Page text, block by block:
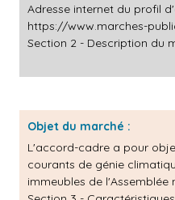
Adresse internet du profil
https://www.marches-
Section 2 - Description du
Objet du marché :
L'accord-cadre a pour
courants de génie
immeubles de l'Assemblée